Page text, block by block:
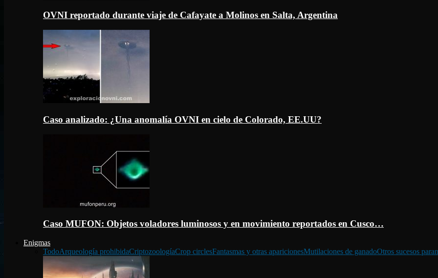
OVNI reportado durante viaje de Cafayate a Molinos en Salta, Argentina
Caso analizado: ¿Una anomalía OVNI en cielo de Colorado, EE.UU?
Caso MUFON: Objetos voladores luminosos y en movimiento reportados en Cusco…
Enigmas
TodoArqueología prohibidaCriptozoologíaCrop circlesFantasmas y otras aparicionesMutilaciones de ganadoOtros sucesos